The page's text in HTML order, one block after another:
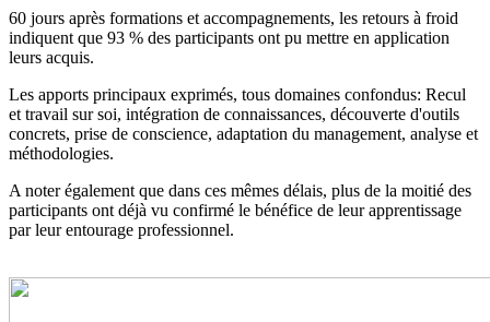
60 jours après formations et accompagnements, les retours à froid
indiquent que 93 % des participants ont pu mettre en application
leurs acquis.
Les apports principaux exprimés, tous domaines confondus: Recul
et travail sur soi, intégration de connaissances, découverte d'outils
concrets, prise de conscience, adaptation du management, analyse et
méthodologies.
A noter également que dans ces mêmes délais, plus de la moitié des
participants ont déjà vu confirmé le bénéfice de leur apprentissage
par leur entourage professionnel.